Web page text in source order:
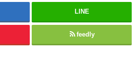
LINE
feedly